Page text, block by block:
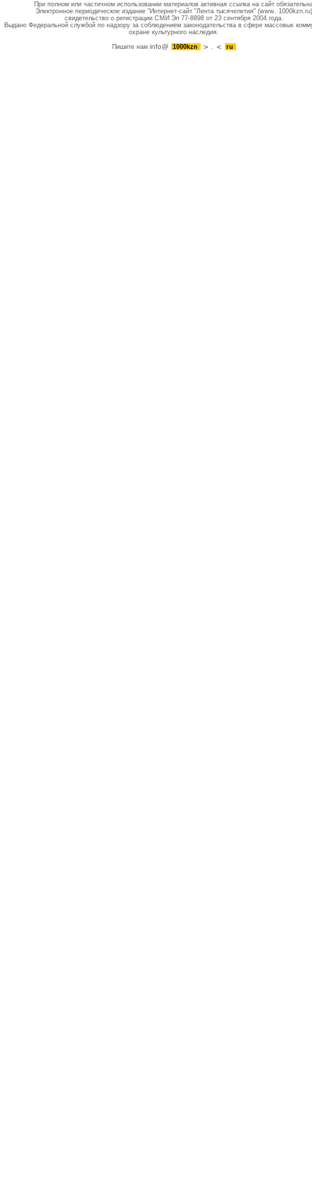
При полном или частичном использовании материалов активная ссылка на сайт
Электронное периодическое издание "Интернет-сайт "Лента тысячелетия" (www. 1000kzn.ru)
свидетельство о регистрации СМИ Эл 77-8898 от 23 сентября 2004 года.
Выдано Федеральной службой по надзору за соблюдением законодательства в сфере массовых
охране культурного наследия.
Пишите намinfo@ 1000kzn . ru